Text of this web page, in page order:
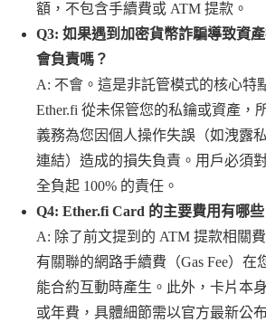
額，不包含手續費或 ATM 提款。
Q3: 如果遇到加密貨幣詐騙導致資
會負責嗎？
A: 不會。這是非託管模式的核心特
Ether.fi 從未保管您的私鑰或資產，
義務為您因個人操作失誤（如洩露
連結）造成的損失負責。用戶必須
全負起 100% 的責任。
Q4: Ether.fi Card 的主要費用有哪些
A: 除了前文提到的 ATM 提款相關
有關聯的網路手續費（Gas Fee）在
能合約互動時產生。此外，卡片本
或年費，具體細節需以官方最新公